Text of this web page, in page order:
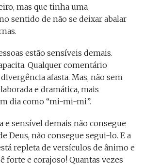
mas que tinha uma
sentido de não se deixar abalar
estão sensíveis demais.
Qualquer comentário
afasta. Mas, não sem
e dramática, mais
dia como “mi-mi-mi”.
e sensível demais não consegue
Deus, não consegue segui-lo. E a
repleta de versículos de ânimo e
forte e corajoso! Quantas vezes